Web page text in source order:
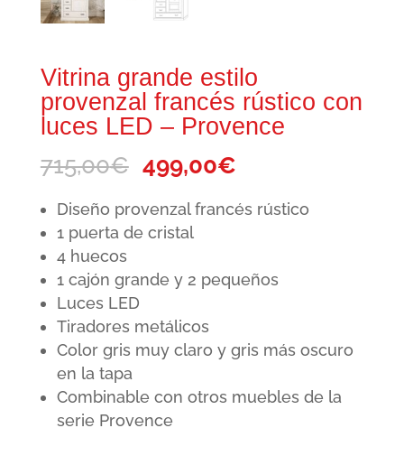
Vitrina grande estilo
provenzal francés rústico con
luces LED – Provence
715,00€ El
original
era:
715,00€.
499,00€El
actual
499,00€.
Diseño provenzal francés rústico
1 puerta de cristal
4 huecos
1 cajón grande y 2 pequeños
Luces LED
Tiradores metálicos
Color gris muy claro y gris más oscuro
en la tapa
Combinable con otros muebles de la
serie Provence